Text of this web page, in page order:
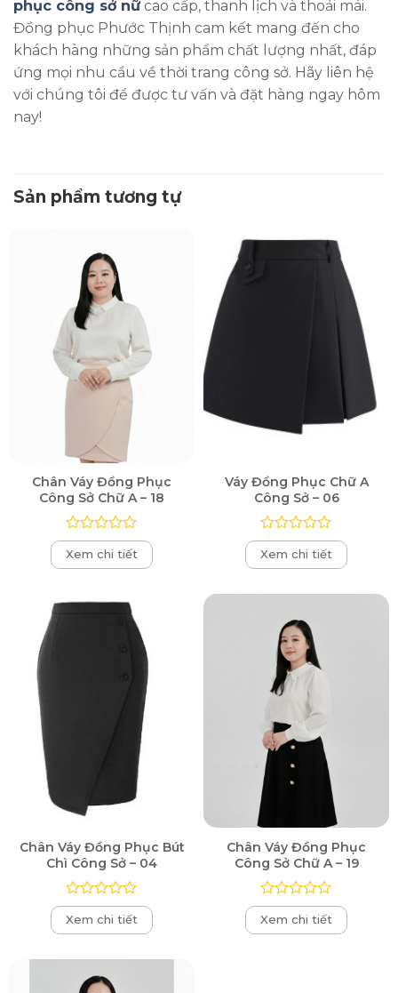
phục công sở nữcao cấp, thanh lịch và thoải mái.
Đồng phục Phước Thịnh cam kết mang đến cho
khách hàng những sản phẩm chất lượng nhất, đáp
ứng mọi nhu cầu về thời trang công sở. Hãy liên hệ
với chúng tôi để được tư vấn và đặt hàng ngay hôm
nay!
Sản phẩm tương tự
Chân Váy Đồng Phục
Công Sở Chữ A – 18
Được
xếp
hạng
5
Xem chi tiết
Váy Đồng Phục Chữ A
Công Sở – 06
Được
xếp
hạng
Xem chi tiết
Chân Váy Đồng Phục Bút
Chì Công Sở – 04
Được
xếp
hạng
sao
Xem chi tiết
Chân Váy Đồng Phục
Công Sở Chữ A – 19
Được
xếp
hạng
Xem chi tiết